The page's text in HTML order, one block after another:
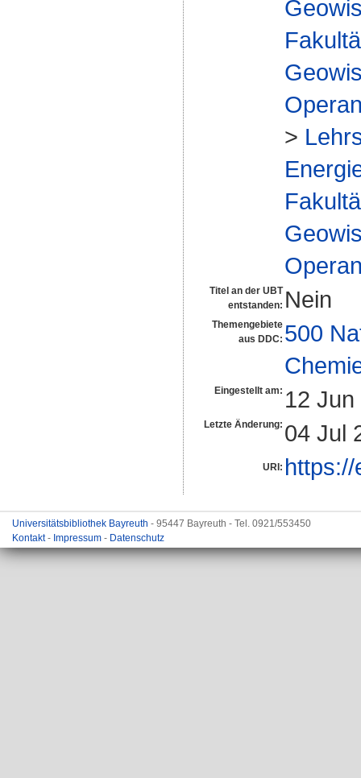
>
Titel an der UBT
entstanden: Nein
Themengebiete
aus DDC: 500
Eingestellt am: 12
Letzte Änderung: 04 Jul
URI:
Universitätsbibliothek Bayreuth - 95447 Bayreuth - Tel. 0921/553450
Kontakt- Impressum - Datenschutz